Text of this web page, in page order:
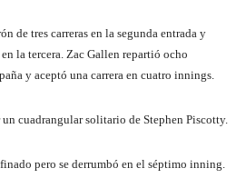
de tres carreras en la segunda entrada y
la tercera. Zac Gallen repartió ocho
y aceptó una carrera en cuatro innings.
cuadrangular solitario de Stephen Piscotty.
pero se derrumbó en el séptimo inning.